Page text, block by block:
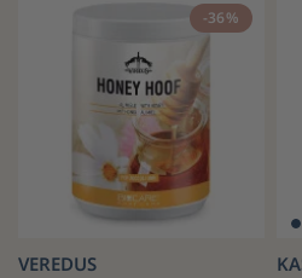
-36%
VEREDUS